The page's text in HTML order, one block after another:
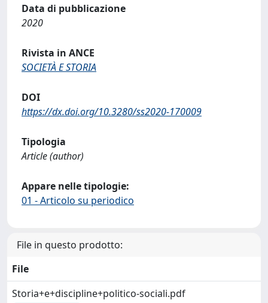
Data di pubblicazione
2020
Rivista in ANCE
SOCIETÀ E STORIA
DOI
https://dx.doi.org/10.3280/ss2020-170009
Tipologia
Article (author)
Appare nelle tipologie:
01 - Articolo su periodico
File in questo prodotto:
File
Storia+e+discipline+politico-sociali.pdf